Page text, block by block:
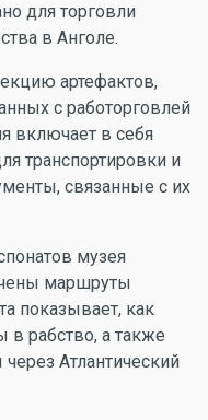
для торговли
в Анголе.
артефактов,
с работорговлей
включает в себя
транспортировки и
связанные с их
музея
маршруты
показывает, как
рабство, а также
Атлантический